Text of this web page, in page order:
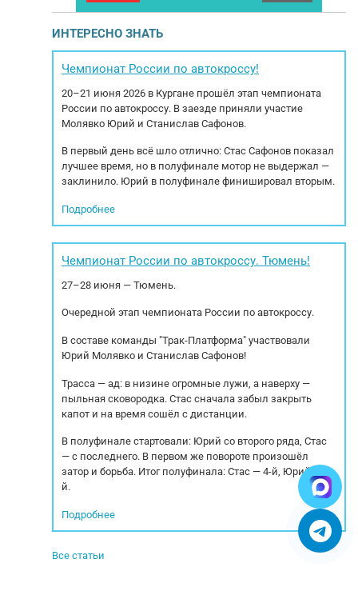
двигателя: 462 Рабочий объём — 12902
Экологический класс Евро-5. РММ: 19500кг.
МБН: 8382 Тип подвески: пневмо/рессорная
ИНТЕРЕСНО ЗНАТЬ
Чемпионат России по автокроссу!
20–21 июня 2026 в Кургане прошёл этап чемпионата
России по автокроссу. В заезде приняли участие
Молявко Юрий и Станислав Сафонов.
В первый день всё шло отлично: Стас Сафонов показал
лучшее время, но в полуфинале мотор не выдержал —
заклинило. Юрий в полуфинале финишировал вторым.
Подробнее
Чемпионат России по автокроссу. Тюмень!
27–28 июня — Тюмень.
Очередной этап чемпионата России по автокроссу.
В составе команды "Трак-Платформа" участвовали
Юрий Молявко и Станислав Сафонов!
Трасса — ад: в низине огромные лужи, а наверху —
пыльная сковородка. Стас сначала забыл закрыть
капот и на время сошёл с дистанции.
В полуфинале стартовали: Юрий со второго ряда, Стас
— с последнего. В первом же повороте произошёл
затор и борьба. Итог полуфинала: Стас — 4-й, Юрий — 5-
й.
Подробнее
Все статьи